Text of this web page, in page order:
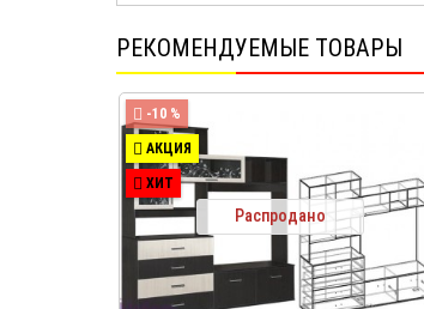
РЕКОМЕНДУЕМЫЕ ТОВАРЫ
-10 %
АКЦИЯ
ХИТ
Распродано